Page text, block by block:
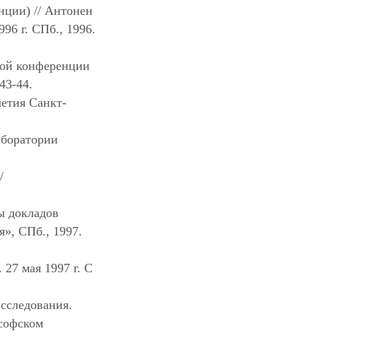
// Антонен
г. СПб., 1996.
конференции
44.
Санкт-
докладов
СПб., 1997.
мая 1997 г. С